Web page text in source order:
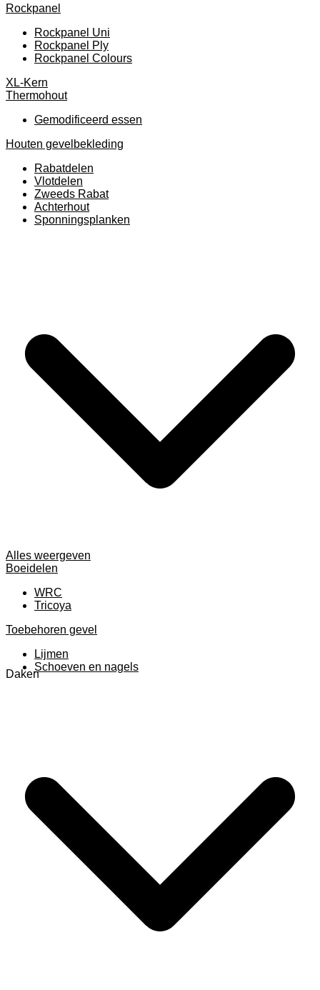
Rockpanel
Rockpanel Uni
Rockpanel Ply
Rockpanel Colours
XL-Kern
Thermohout
Gemodificeerd essen
Houten gevelbekleding
Rabatdelen
Vlotdelen
Zweeds Rabat
Achterhout
Sponningsplanken
Alles weergeven
Boeidelen
WRC
Tricoya
Toebehoren gevel
Lijmen
Schoeven en nagels
Daken